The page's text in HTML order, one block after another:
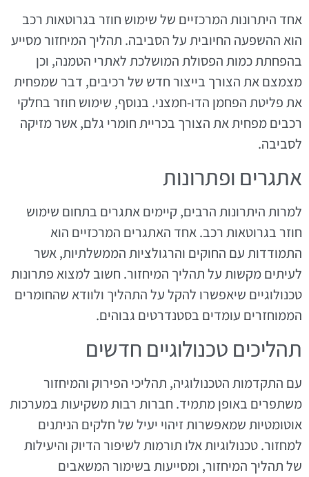
אחד היתרונות המרכזיים של שימוש חוזר בגרוטאות רכב
הוא ההשפעה החיובית על הסביבה. תהליך המיחזור מסייע
בהפחתת כמות הפסולת המושלכת לאתרי הטמנה, וכן
מצמצם את הצורך בייצור חדש של רכיבים, דבר שמפחית
את פליטת הפחמן הדו-חמצני. בנוסף, שימוש חוזר בחלקי
רכבים מפחית את הצורך בכריית חומרי גלם, אשר מזיקה
לסביבה.
אתגרים ופתרונות
למרות היתרונות הרבים, קיימים אתגרים בתחום שימוש
חוזר בגרוטאות רכב. אחד האתגרים המרכזיים הוא
התמודדות עם החוקים והרגולציות הממשלתיות, אשר
לעיתים מקשות על תהליך המיחזור. חשוב למצוא פתרונות
טכנולוגיים שיאפשרו להקל על התהליך ולוודא שהחומרים
הממוחזרים עומדים בסטנדרטים גבוהים.
תהליכים טכנולוגיים חדשים
עם התקדמות הטכנולוגיה, תהליכי הפירוק והמיחזור
משתפרים באופן מתמיד. חברות רבות משקיעות במערכות
אוטומטיות שמאפשרות זיהוי יעיל של חלקים הניתנים
למחזור. טכנולוגיות אלו תורמות לשיפור הדיוק והיעילות
של תהליך המיחזור, ומסייעות בשימור המשאבים